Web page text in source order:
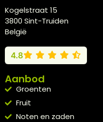
Kogelstraat 15
3800 Sint-Truiden
België
4.8
Aanbod
Groenten
Fruit
Noten en zaden